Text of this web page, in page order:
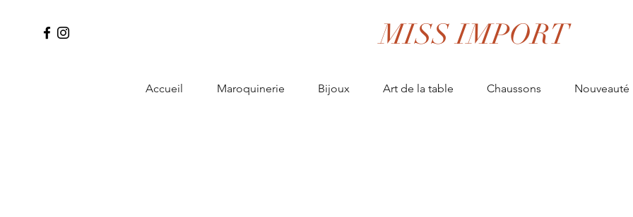
MISS IMPORT
Accueil Maroquinerie Bijoux Art de la table Chaussons Nouveauté